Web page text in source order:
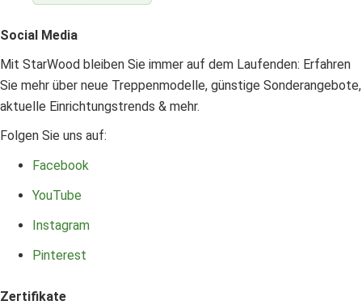
Social Media
Mit StarWood bleiben Sie immer auf dem Laufenden: Erfahren
Sie mehr über neue Treppenmodelle, günstige Sonderangebote,
aktuelle Einrichtungstrends & mehr.
Folgen Sie uns auf:
Facebook
YouTube
Instagram
Pinterest
Zertifikate